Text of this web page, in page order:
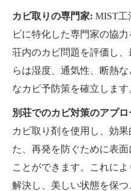
カビ取りの専門家: MIST工
ビに特化した専門家の協
荘内のカビ問題を評価し
らは湿度、通気性、断熱
なカビ予防策を確立します
別荘でのカビ対策のアプロ
カビ取り剤を使用し、効
た、再発を防ぐために表
ことができます。これに
解決し、美しい状態を保つ